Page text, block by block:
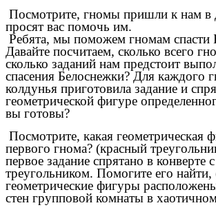
Посмотрите, гномы пришли к нам в
просят вас помочь им.
Ребята, мы поможем гномам спасти
Давайте посчитаем, сколько всего
сколько заданий нам предстоит
спасения Белоснежки? Для каждого
колдунья приготовила задание и
геометрической фигуре
вы готовы?
Посмотрите, какая геометрическая
первого гнома? (красный
первое задание спрятано в конверте
треугольником. Помогите его найти,
геометрические фигуры
стен групповой комнаты в